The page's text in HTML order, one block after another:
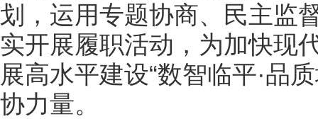
划，运用专题协商、民主监
实开展履职活动，为加快现
展高水平建设“数智临平·品
协力量。